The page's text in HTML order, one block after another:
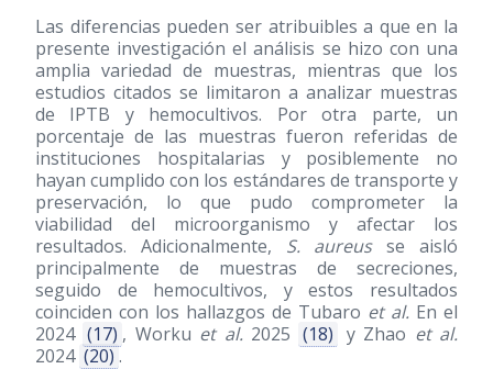
Las diferencias pueden ser atribuibles a que en la
presente investigación el análisis se hizo con una
amplia variedad de muestras, mientras que los
estudios citados se limitaron a analizar muestras
de IPTB y hemocultivos. Por otra parte, un
porcentaje de las muestras fueron referidas de
instituciones hospitalarias y posiblemente no
hayan cumplido con los estándares de transporte y
preservación, lo que pudo comprometer la
viabilidad del microorganismo y afectar los
resultados. Adicionalmente, S. aureusse aisló
principalmente de muestras de secreciones,
seguido de hemocultivos, y estos resultados
coinciden con los hallazgos de Tubaro et al. En el
2024 (17) , Worku et al. 2025 (18) y Zhao et al.
2024 (20) .